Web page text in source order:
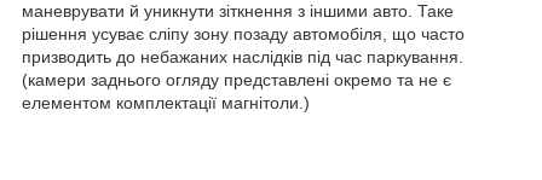
маневрувати й уникнути зіткнення з іншими авто. Таке
рішення усуває сліпу зону позаду автомобіля, що часто
призводить до небажаних наслідків під час паркування.
(камери заднього огляду представлені окремо та не є
елементом комплектації магнітоли.)